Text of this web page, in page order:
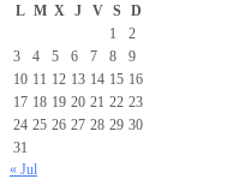
L M X J V S
D
1
2
3
4 5 6 7 8
9
10 11 12 13 14 15 16
17 18 19 20 21 22 23
24 25 26 27 28 29 30
31
« Jul